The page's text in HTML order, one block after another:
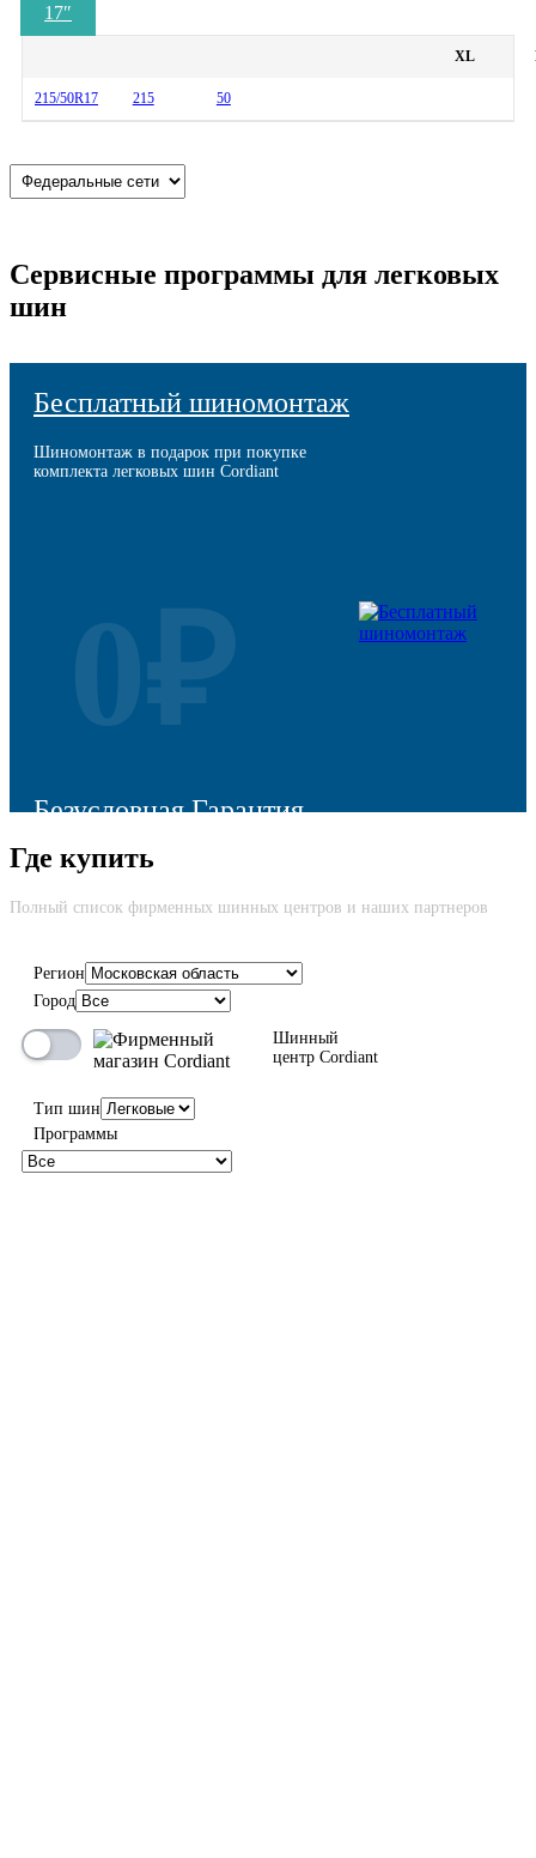
17″
XL
215/50R17 215 50
Сервисные программы для легковых
шин
Бесплатный шиномонтаж
Шиномонтаж в подарок при покупке
комплекта легковых шин Cordiant
100%
Безусловная Гарантия
Cкидка до 100% на новую шину вне зависимости от причины
возврата
Где купить
Полный список фирменных шинных центров и наших партнеров
Регион
Город
Шинный
центр Cordiant
Тип шин
Программы